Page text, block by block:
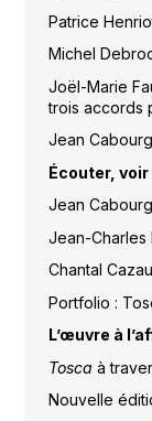
Patrice
Michel
Joël-Marie
trois accords
Jean
Écouter,
Jean
Jean-
Chantal
Portfolio :
L’œuvre à
Tosca à
Nouvelle